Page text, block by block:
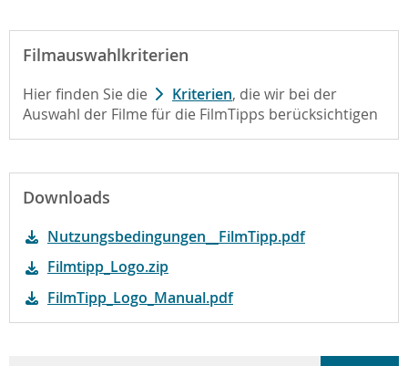
Filmauswahlkriterien
Hier finden Sie die Kriterien, die wir bei der
Auswahl der Filme für die FilmTipps berücksichtigen
Downloads
Nutzungsbedingungen__FilmTipp.pdf
Filmtipp_Logo.zip
FilmTipp_Logo_Manual.pdf